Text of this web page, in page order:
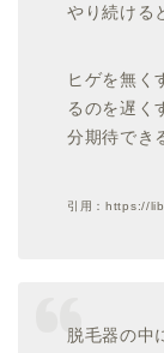
やり続ける
ヒゲを無く
るのを遅く
分期待でき
引用：https://
脱毛器の中